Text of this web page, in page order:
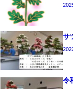
サ
令